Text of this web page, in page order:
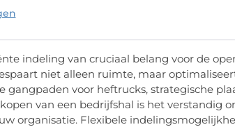
indeling van cruciaal belang voor de
niet alleen ruimte, maar
gangpaden voor heftrucks, strategische
van een bedrijfshal is het verstandig
organisatie. Flexibele